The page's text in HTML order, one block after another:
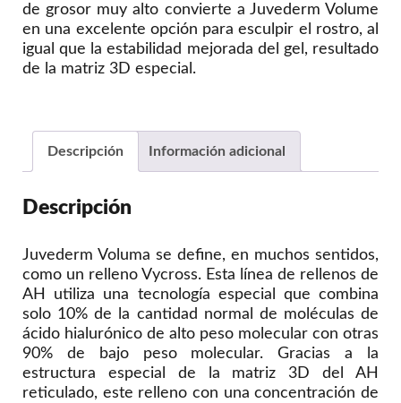
de grosor muy alto convierte a Juvederm Volume
en una excelente opción para esculpir el rostro, al
igual que la estabilidad mejorada del gel, resultado
de la matriz 3D especial.
Descripción Información adicional
Descripción
Juvederm Voluma se define, en muchos sentidos,
como un relleno Vycross. Esta línea de rellenos de
AH utiliza una tecnología especial que combina
solo 10% de la cantidad normal de moléculas de
ácido hialurónico de alto peso molecular con otras
90% de bajo peso molecular. Gracias a la
estructura especial de la matriz 3D del AH
reticulado, este relleno con una concentración de